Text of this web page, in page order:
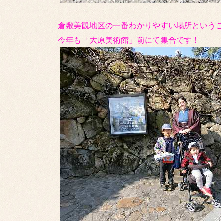
倉敷美観地区の一番わかりやすい場所という
今年も「大原美術館」前にて集合です！